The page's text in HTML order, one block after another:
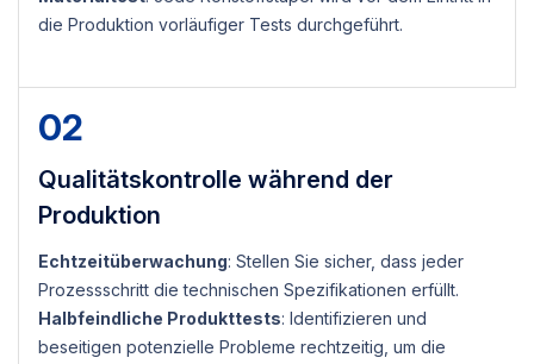
die Produktion vorläufiger Tests durchgeführt.
02
Qualitätskontrolle während der
Produktion
Echtzeitüberwachung: Stellen Sie sicher, dass jeder
Prozessschritt die technischen Spezifikationen erfüllt.
Halbfeindliche Produkttests: Identifizieren und
beseitigen potenzielle Probleme rechtzeitig, um die